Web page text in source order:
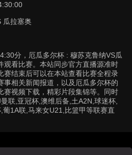
瓜拉塞奥
分，厄瓜多尔杯 : 穆苏克鲁纳VS瓜
观看比赛。本站同步官方直播源准时
赛结束后可以在本站查看比赛全程录
事相关新闻报道，以及厄瓜多尔杯的
赛视频下载，精彩片段集锦等。同时
联,亚冠杯,澳维后备,土A2N,球迷杯,
1A联,马来女U21,比篮甲等联赛直